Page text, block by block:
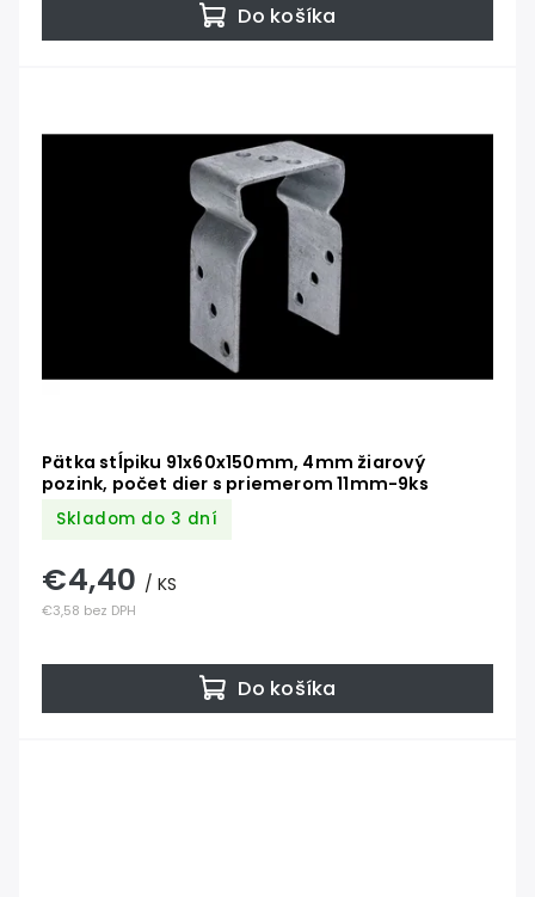
Do košíka
Pätka stĺpiku 91x60x150mm, 4mm žiarový
pozink, počet dier s priemerom 11mm-9ks
Skladom do 3 dní
€3,58 bez DPH
€4,40 / KS
Do košíka